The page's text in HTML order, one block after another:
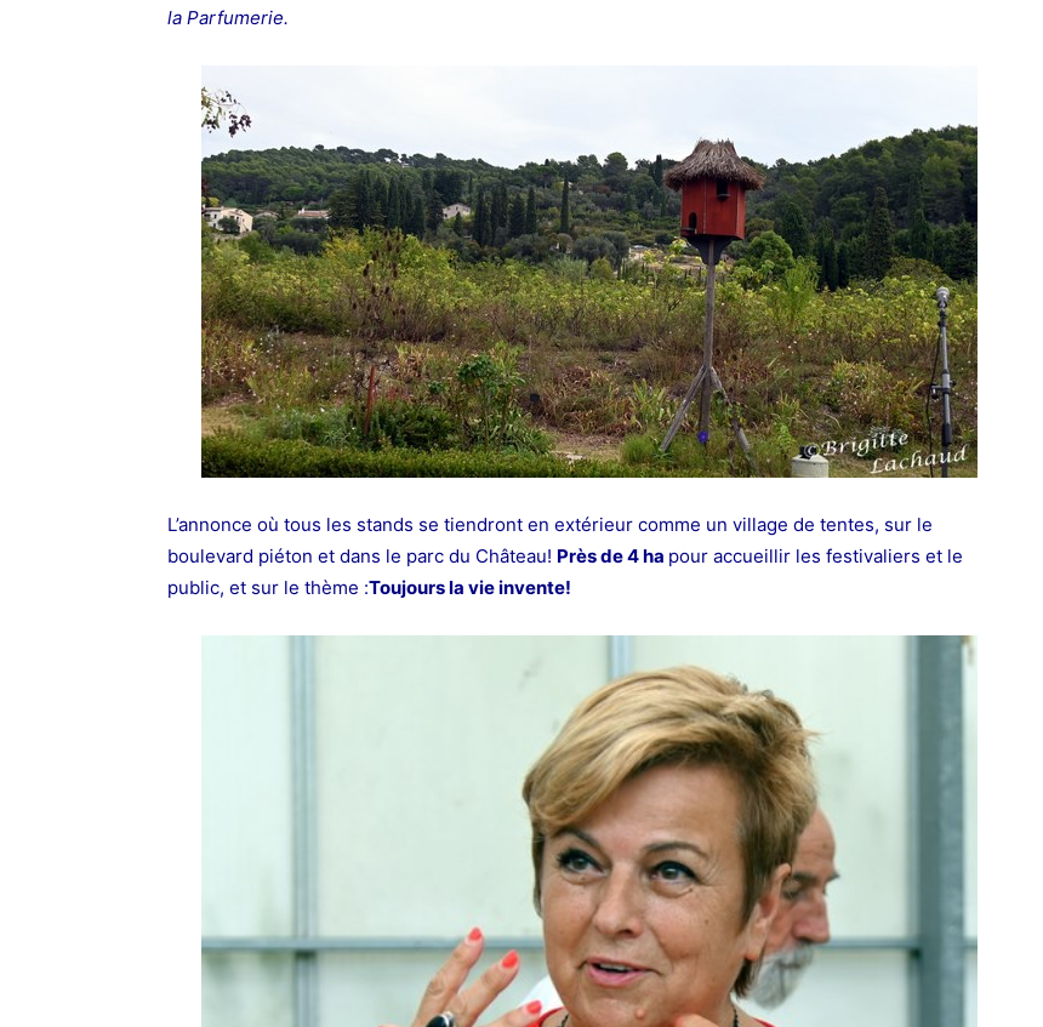
la Parfumerie.
L’annonce où tous les stands se tiendront en extérieur comme un village de tentes, sur le
boulevard piéton et dans le parc du Château! Près de 4 ha pour accueillir les festivaliers et le
public, et sur le thème :Toujours la vie invente!